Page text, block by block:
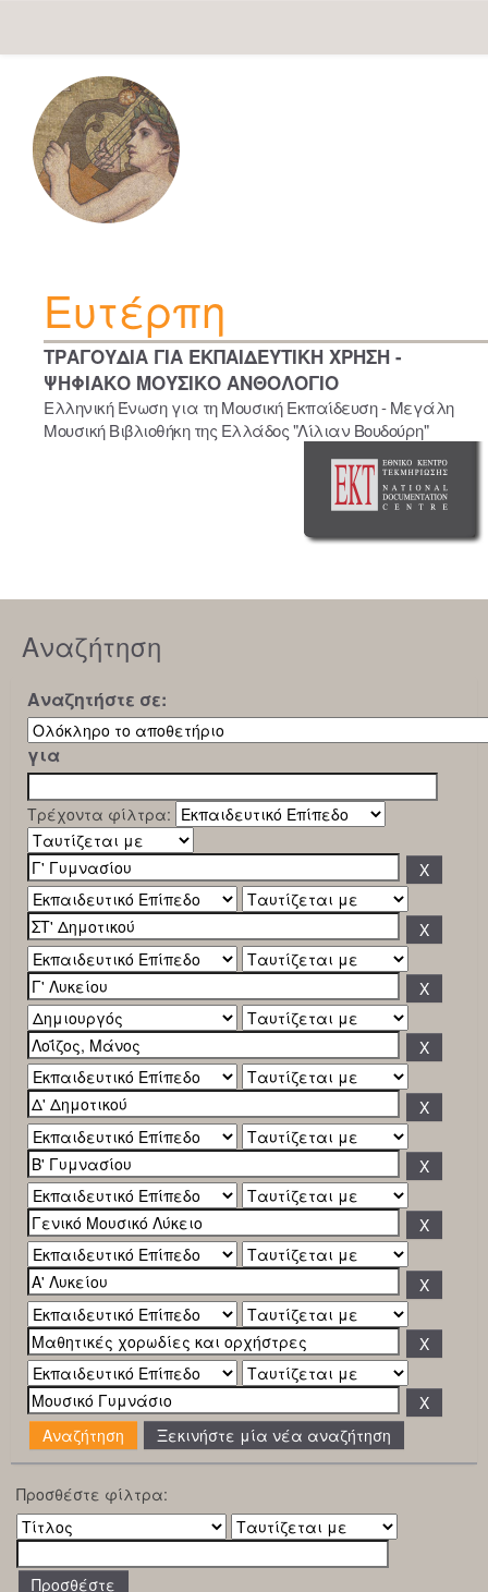
navigation
Ευτέρπη
ΤΡΑΓΟΥΔΙΑ ΓΙΑ ΕΚΠΑΙΔΕΥΤΙΚΗ ΧΡΗΣΗ -
ΨΗΦΙΑΚΟ ΜΟΥΣΙΚΟ ΑΝΘΟΛΟΓΙΟ
Ελληνική Ένωση για τη Μουσική Εκπαίδευση - Μεγάλη
Μουσική Βιβλιοθήκη της Ελλάδος "Λίλιαν Βουδούρη"
Αναζήτηση
Αναζητήστε σε:
για
Τρέχοντα φίλτρα:
Ξεκινήστε μία νέα αναζήτηση
Προσθέστε φίλτρα: